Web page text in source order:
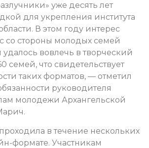
уже десять лет
для укрепления института
В этом году интерес
со стороны молодых семей
вовлечь в творческий
семей, что свидетельствует
таких форматов, — отметил
руководителя
молодежи Архангельской
в течение нескольких
формате. Участникам